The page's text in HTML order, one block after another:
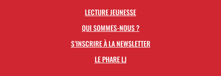
LECTURE JEUNESSE
QUI SOMMES-NOUS ?
S’INSCRIRE À LA NEWSLETTER
LE PHARE LJ